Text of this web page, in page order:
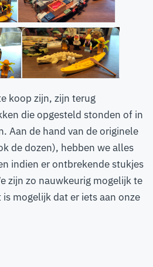
koop zijn, zijn terug
die opgesteld stonden of in
Aan de hand van de originele
de dozen), hebben we alles
indien er ontbrekende stukjes
zijn zo nauwkeurig mogelijk te
mogelijk dat er iets aan onze